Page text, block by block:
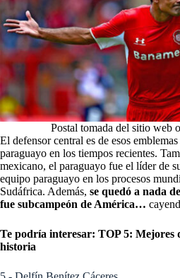
Postal tomada del sitio web
El defensor central es de esos
paraguayo en los tiempos recientes.
mexicano, el paraguayo fue el líder de
equipo paraguayo en los procesos
Sudáfrica. Además, se quedó a nada
fue subcampeón de América…
Te podría interesar: TOP 5: Mejores
historia